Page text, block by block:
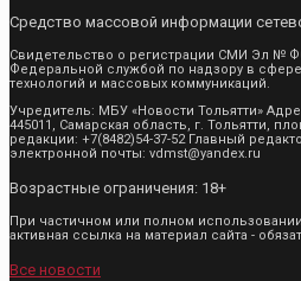
Средство массовой информации
Свидетельство о регистрации СМИ Эл №
Федеральной службой по надзору в
технологий и массовых коммуникаций.
Учредитель: МБУ «Новости Тольятти»
445011, Самарская область, г. Тольятти,
редакции: +7(8482)54-37-52 Главный
электронной почты: vdmst@yandex.ru
Возрастные ограничения: 18+
При частичном или полном
активная ссылка на материал сайта -
Все новости